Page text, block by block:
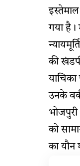
गया है।
की
उनके
को
का यौन